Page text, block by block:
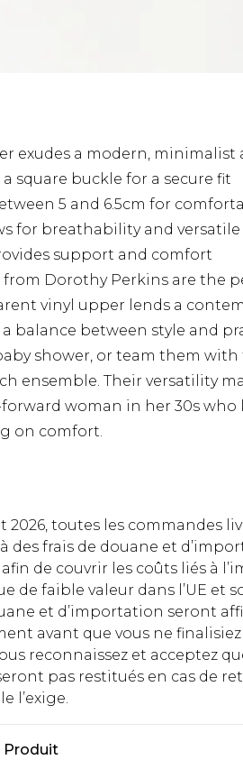
exudes a modern, minimalist
square buckle for a secure fit
5 and 6.5cm for
for breathability and
support and comfort
from Dorothy Perkins are the
vinyl upper lends a
balance between style and
shower, or team them
ensemble. Their versatility
woman in her 30s
on comfort.
toutes les commandes
à des frais de douane et
de couvrir les coûts liés à
de faible valeur dans l’UE et
et d’importation seront
avant que vous ne
reconnaissez et acceptez
pas restitués en cas de
l’exige.
Produit